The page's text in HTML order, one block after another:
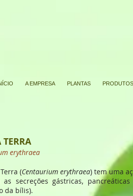
A EMPRESA PLANTAS PRODUTOS
TERRA
erythraea
(Centaurium erythraea) tem uma
as secreções gástricas,
da bílis).